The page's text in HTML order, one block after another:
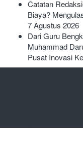
Catatan
Biaya?
7 Agustus 2026
Dari Guru
Muhammad
Pusat Inovasi